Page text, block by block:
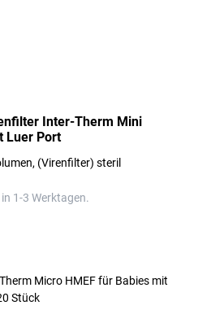
Inter-Therm Mini
Luer Port
(Virenfilter) steril
1-3 Werktagen.